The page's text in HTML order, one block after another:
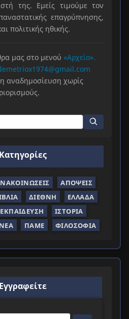
της. Εμείς τιμούμε τον
επαγρύπνησης,
πολιτικής ηθικής.
μας στο μενού «Αρχείο».
η αναδημοσίευση χωρίς
Κατηγορίες
ΑΠΌΨΕΙΣ
ΔΙΕΘΝΉ
ΕΛΛΆΔΑ
ΙΣΤΟΡΊΑ
ΝΈΑ ΠΑΜΕ ΦΙΛΟΣΟΦΊΑ
Εγγραφείτε